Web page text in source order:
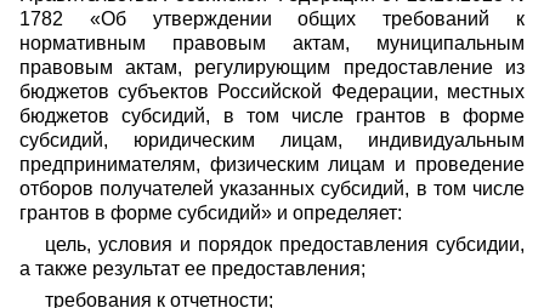
1782 «Об утверждении общих требований к
нормативным правовым актам, муниципальным
правовым актам, регулирующим предоставление из
бюджетов субъектов Российской Федерации, местных
бюджетов субсидий, в том числе грантов в форме
субсидий, юридическим лицам, индивидуальным
предпринимателям, физическим лицам и проведение
отборов получателей указанных субсидий, в том числе
грантов в форме субсидий» и определяет:
цель, условия и порядок предоставления субсидии,
а также результат ее предоставления;
требования к отчетности;